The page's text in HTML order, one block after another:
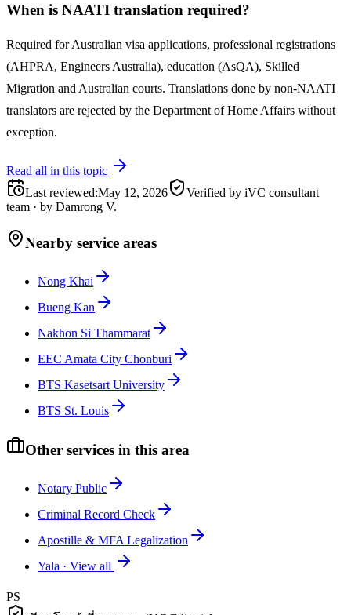
When is NAATI translation required?
Required for Australian visa applications, professional registrations
(AHPRA, Engineers Australia), education (AsQA), Skilled
Migration and Australian courts. Translations done by non-NAATI
translators are rejected by the Department of Home Affairs without
exception.
Read all in this topic
Last reviewed:May 12, 2026
Verified by iVC consultant
team · by Damrong V.
Nearby service areas
Nong Khai
Bueng Kan
Nakhon Si Thammarat
EEC Amata City Chonburi
BTS Kasetsart University
BTS St. Louis
Other services in this area
Notary Public
Criminal Record Check
Apostille & MFA Legalization
Yala · View all
PS